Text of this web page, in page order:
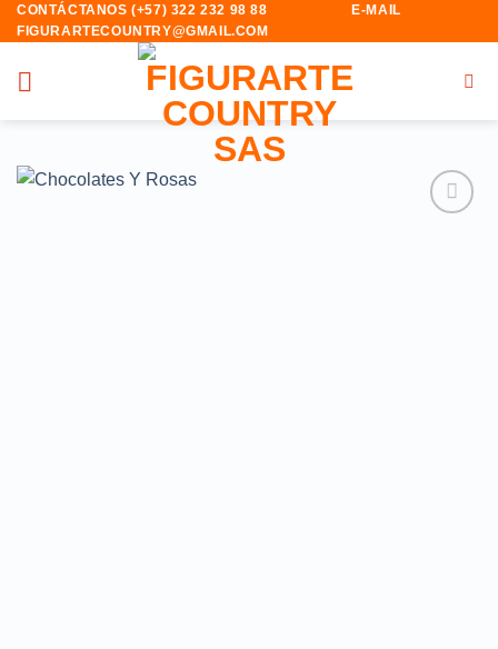
Saltar
al
contenido
CONTÁCTANOS (+57) 322 232 98 88 E-MAIL
FIGURARTECOUNTRY@GMAIL.COM